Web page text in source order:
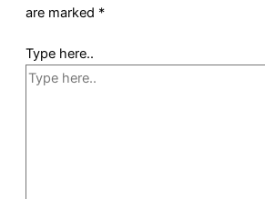
are marked *
Type here..